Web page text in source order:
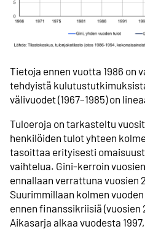
Tietoja ennen vuotta 1986 on
tehdyistä
välivuodet (1967–1985) on
Tuloeroja on tarkasteltu
henkilöiden tulot yhteen
tasoittaa erityisesti
vaihtelua. Gini-kerroin
ennallaan verrattuna vuosien
Suurimmillaan kolmen
ennen finanssikriisiä (vuosien
Aikasarja alkaa vuodesta